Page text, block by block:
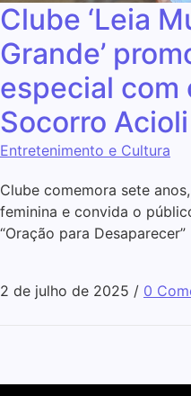
Clube ‘Leia
Grande’
especial com
Socorro Acioli
Entretenimento e Cultura
Clube comemora sete
feminina e convida o
“Oração para Desaparecer”
2 de julho de 2025 / 0